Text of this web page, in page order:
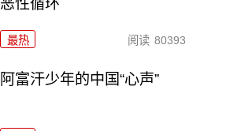
恶性循环
最热 阅读 80393
阿富汗少年的中国“心声”